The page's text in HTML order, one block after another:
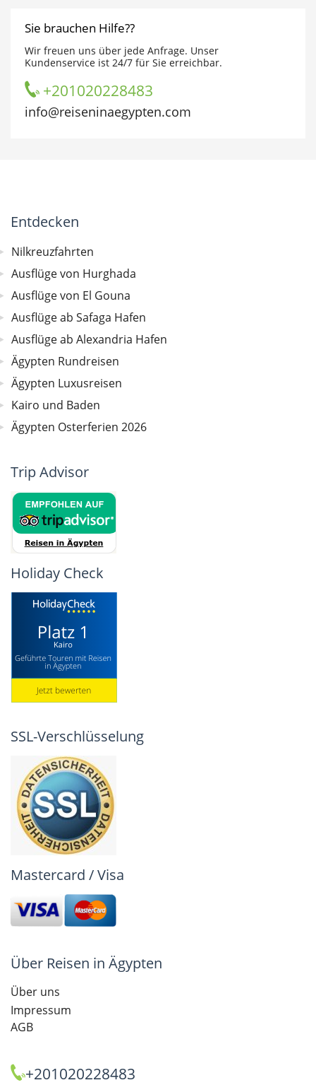
Sie brauchen Hilfe??
Wir freuen uns über jede Anfrage. Unser
Kundenservice ist 24/7 für Sie erreichbar.
+201020228483
info@reiseninaegypten.com
Entdecken
Nilkreuzfahrten
Ausflüge von Hurghada
Ausflüge von El Gouna
Ausflüge ab Safaga Hafen
Ausflüge ab Alexandria Hafen
Ägypten Rundreisen
Ägypten Luxusreisen
Kairo und Baden
Ägypten Osterferien 2026
Trip Advisor
Holiday Check
SSL-Verschlüsselung
Mastercard / Visa
Über Reisen in Ägypten
Über uns
Impressum
AGB
+201020228483